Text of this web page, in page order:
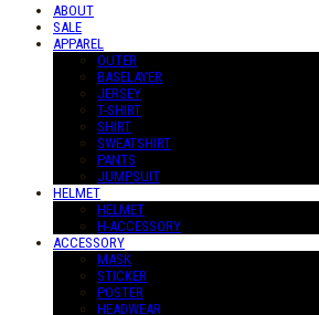
ABOUT
SALE
APPAREL
OUTER
BASELAYER
JERSEY
T-SHIRT
SHIRT
SWEATSHIRT
PANTS
JUMPSUIT
HELMET
HELMET
H-ACCESSORY
ACCESSORY
MASK
STICKER
POSTER
HEADWEAR